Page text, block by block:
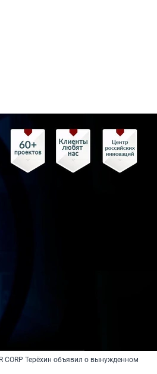
CORP Терёхин объявил о вынужденном